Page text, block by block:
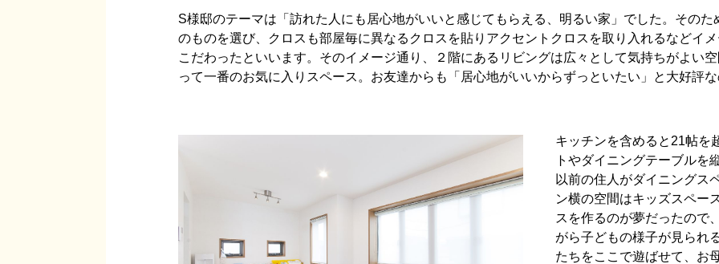
S様邸のテーマは「訪れた人にも居心地がいいと感じてもらえる、明るい家」でした。その
のものを選び、クロスも部屋毎に異なるクロスを貼りアクセントクロスを取り入れるなどイ
こだわったといいます。そのイメージ通り、２階にあるリビングは広々として気持ちがよい
って一番のお気に入りスペース。お友達からも「居心地がいいからずっといたい」と大好評
キッチンを含めると21帖を
トやダイニングテーブルを
以前の住人がダイニングス
ン横の空間はキッズスペー
スを作るのが夢だったので
がら子どもの様子が見られ
たちをここで遊ばせて、お